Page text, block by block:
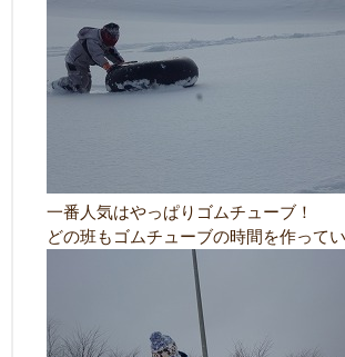
一番人気はやっぱりゴムチューブ！
どの班もゴムチューブの時間を作ってい